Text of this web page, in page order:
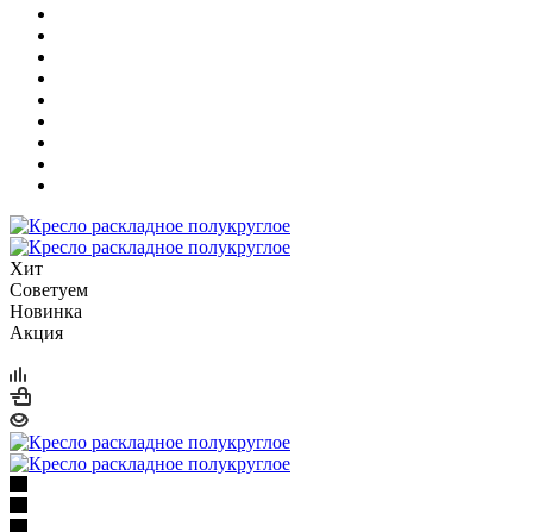
Хит
Советуем
Новинка
Акция